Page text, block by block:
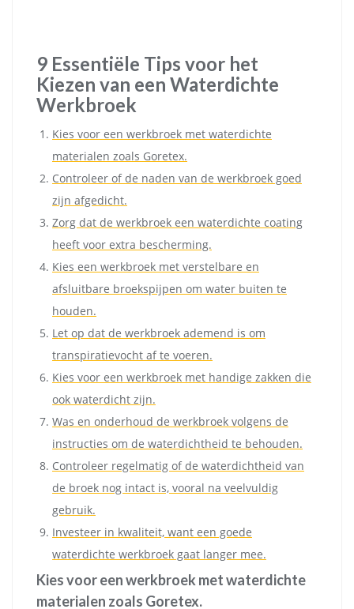
9 Essentiële Tips voor het
Kiezen van een Waterdichte
Werkbroek
Kies voor een werkbroek met waterdichte
materialen zoals Goretex.
Controleer of de naden van de werkbroek goed
zijn afgedicht.
Zorg dat de werkbroek een waterdichte coating
heeft voor extra bescherming.
Kies een werkbroek met verstelbare en
afsluitbare broekspijpen om water buiten te
houden.
Let op dat de werkbroek ademend is om
transpiratievocht af te voeren.
Kies voor een werkbroek met handige zakken die
ook waterdicht zijn.
Was en onderhoud de werkbroek volgens de
instructies om de waterdichtheid te behouden.
Controleer regelmatig of de waterdichtheid van
de broek nog intact is, vooral na veelvuldig
gebruik.
Investeer in kwaliteit, want een goede
waterdichte werkbroek gaat langer mee.
Kies voor een werkbroek met waterdichte
materialen zoals Goretex.